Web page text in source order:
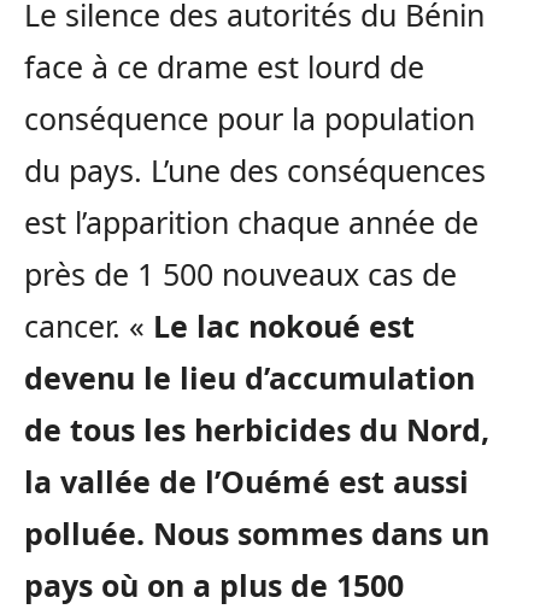
Le silence des autorités du Bénin
face à ce drame est lourd de
conséquence pour la population
du pays. L’une des conséquences
est l’apparition chaque année de
près de 1 500 nouveaux cas de
cancer. « Le lac nokoué est
devenu le lieu d’accumulation
de tous les herbicides du Nord,
la vallée de l’Ouémé est aussi
polluée. Nous sommes dans un
pays où on a plus de 1500